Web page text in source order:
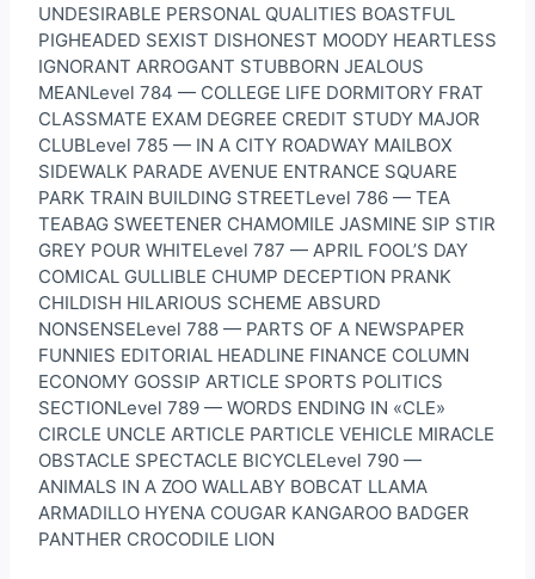
UNDESIRABLE PERSONAL QUALITIES BOASTFUL
PIGHEADED SEXIST DISHONEST MOODY HEARTLESS
IGNORANT ARROGANT STUBBORN JEALOUS
MEANLevel 784 — COLLEGE LIFE DORMITORY FRAT
CLASSMATE EXAM DEGREE CREDIT STUDY MAJOR
CLUBLevel 785 — IN A CITY ROADWAY MAILBOX
SIDEWALK PARADE AVENUE ENTRANCE SQUARE
PARK TRAIN BUILDING STREETLevel 786 — TEA
TEABAG SWEETENER CHAMOMILE JASMINE SIP STIR
GREY POUR WHITELevel 787 — APRIL FOOL’S DAY
COMICAL GULLIBLE CHUMP DECEPTION PRANK
CHILDISH HILARIOUS SCHEME ABSURD
NONSENSELevel 788 — PARTS OF A NEWSPAPER
FUNNIES EDITORIAL HEADLINE FINANCE COLUMN
ECONOMY GOSSIP ARTICLE SPORTS POLITICS
SECTIONLevel 789 — WORDS ENDING IN «CLE»
CIRCLE UNCLE ARTICLE PARTICLE VEHICLE MIRACLE
OBSTACLE SPECTACLE BICYCLELevel 790 —
ANIMALS IN A ZOO WALLABY BOBCAT LLAMA
ARMADILLO HYENA COUGAR KANGAROO BADGER
PANTHER CROCODILE LION